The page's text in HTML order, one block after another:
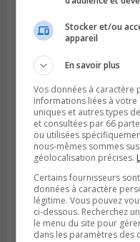
Publié le 6 août 2026 à
La grenade du
inoffensive
Stocker et/ou
appareil
En savoir plus
Vos données à caractère
informations liées à
uniques et autres types
et consultées par 66
ou utilisées
nous-mêmes sommes
géolocalisation précises.
Certains fournisseurs
données à caractère
légitime. Vous pouvez
ci-dessous. Recherchez
le menu du site pour
dans les paramètres des